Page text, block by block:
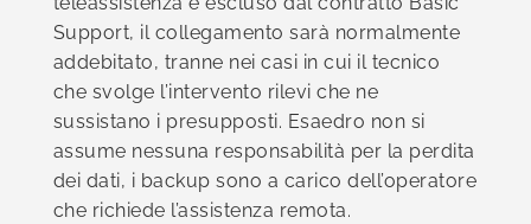
Support, il collegamento sarà normalmente
addebitato, tranne nei casi in cui il tecnico
che svolge l’intervento rilevi che ne
sussistano i presupposti. Esaedro non si
assume nessuna responsabilità per la perdita
dei dati, i backup sono a carico dell’operatore
che richiede l’assistenza remota.